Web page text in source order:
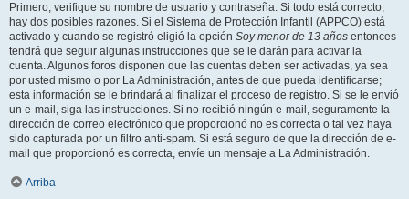
Primero, verifique su nombre de usuario y contraseña. Si todo está correcto,
hay dos posibles razones. Si el Sistema de Protección Infantil (APPCO) está
activado y cuando se registró eligió la opción Soy menor de 13 años entonces
tendrá que seguir algunas instrucciones que se le darán para activar la
cuenta. Algunos foros disponen que las cuentas deben ser activadas, ya sea
por usted mismo o por La Administración, antes de que pueda identificarse;
esta información se le brindará al finalizar el proceso de registro. Si se le envió
un e-mail, siga las instrucciones. Si no recibió ningún e-mail, seguramente la
dirección de correo electrónico que proporcionó no es correcta o tal vez haya
sido capturada por un filtro anti-spam. Si está seguro de que la dirección de e-
mail que proporcionó es correcta, envíe un mensaje a La Administración.
Arriba